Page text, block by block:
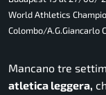
World Athletics
Colombo/A.G.Giancarlo
Mancano tre
atletica leggera,